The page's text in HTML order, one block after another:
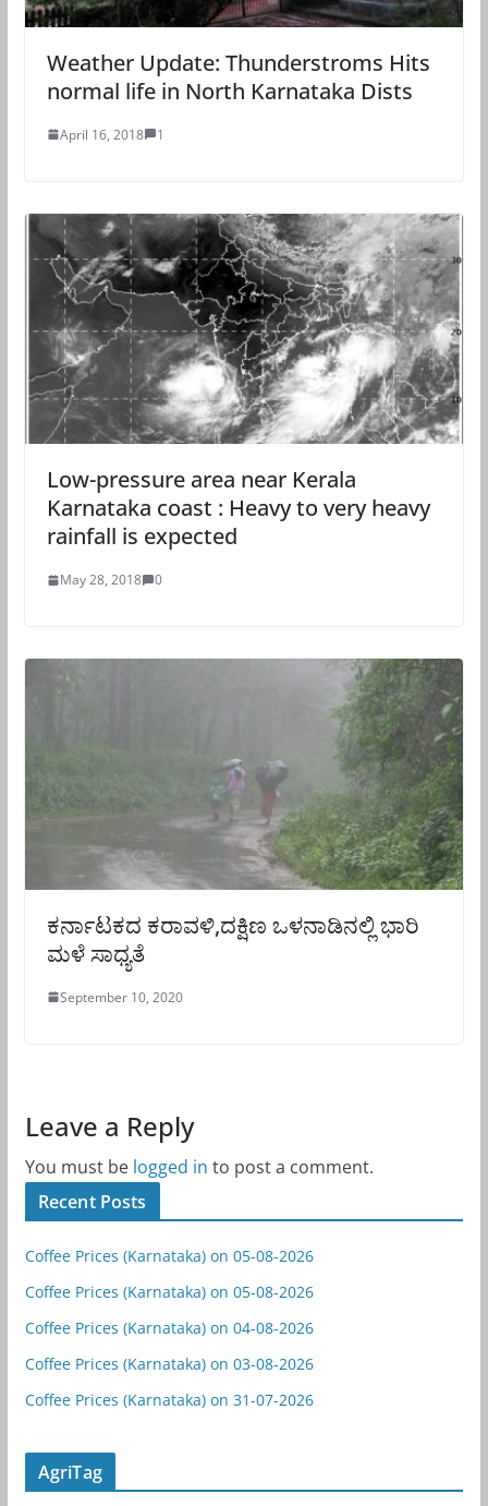
Weather Update: Thunderstroms Hits
normal life in North Karnataka Dists
April 16, 2018 1
Low-pressure area near Kerala
Karnataka coast : Heavy to very heavy
rainfall is expected
May 28, 2018 0
ಕರ್ನಾಟಕದ ಕರಾವಳಿ,ದಕ್ಷಿಣ ಒಳನಾಡಿನಲ್ಲಿ ಭಾರಿ
ಮಳೆ ಸಾಧ್ಯತೆ
September 10, 2020
Leave a Reply
You must be logged in to post a comment.
Recent Posts
Coffee Prices (Karnataka) on 05-08-2026
Coffee Prices (Karnataka) on 05-08-2026
Coffee Prices (Karnataka) on 04-08-2026
Coffee Prices (Karnataka) on 03-08-2026
Coffee Prices (Karnataka) on 31-07-2026
AgriTag